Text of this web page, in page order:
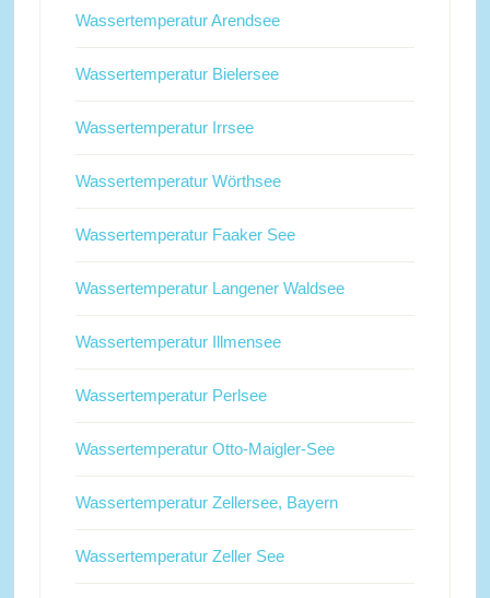
Wassertemperatur Arendsee
Wassertemperatur Bielersee
Wassertemperatur Irrsee
Wassertemperatur Wörthsee
Wassertemperatur Faaker See
Wassertemperatur Langener Waldsee
Wassertemperatur Illmensee
Wassertemperatur Perlsee
Wassertemperatur Otto-Maigler-See
Wassertemperatur Zellersee, Bayern
Wassertemperatur Zeller See